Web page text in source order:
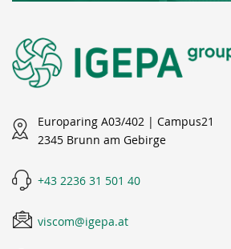
Europaring A03/402 | Campus21
2345 Brunn am Gebirge
+43 2236 31 501 40
viscom@igepa.at